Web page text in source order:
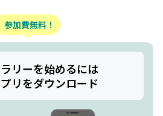
参加費無料！
リーを始めるには
リをダウンロード